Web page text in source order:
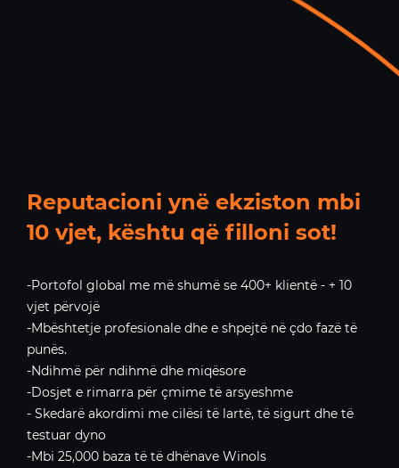
Reputacioni ynë ekziston mbi
10 vjet, kështu që filloni sot!
-Portofol global me më shumë se 400+ klientë - + 10
vjet përvojë
-Mbështetje profesionale dhe e shpejtë në çdo fazë të
punës.
-Ndihmë për ndihmë dhe miqësore
-Dosjet e rimarra për çmime të arsyeshme
- Skedarë akordimi me cilësi të lartë, të sigurt dhe të
testuar dyno
-Mbi 25,000 baza të të dhënave Winols